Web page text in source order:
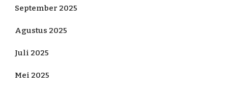
September 2025
Agustus 2025
Juli 2025
Mei 2025